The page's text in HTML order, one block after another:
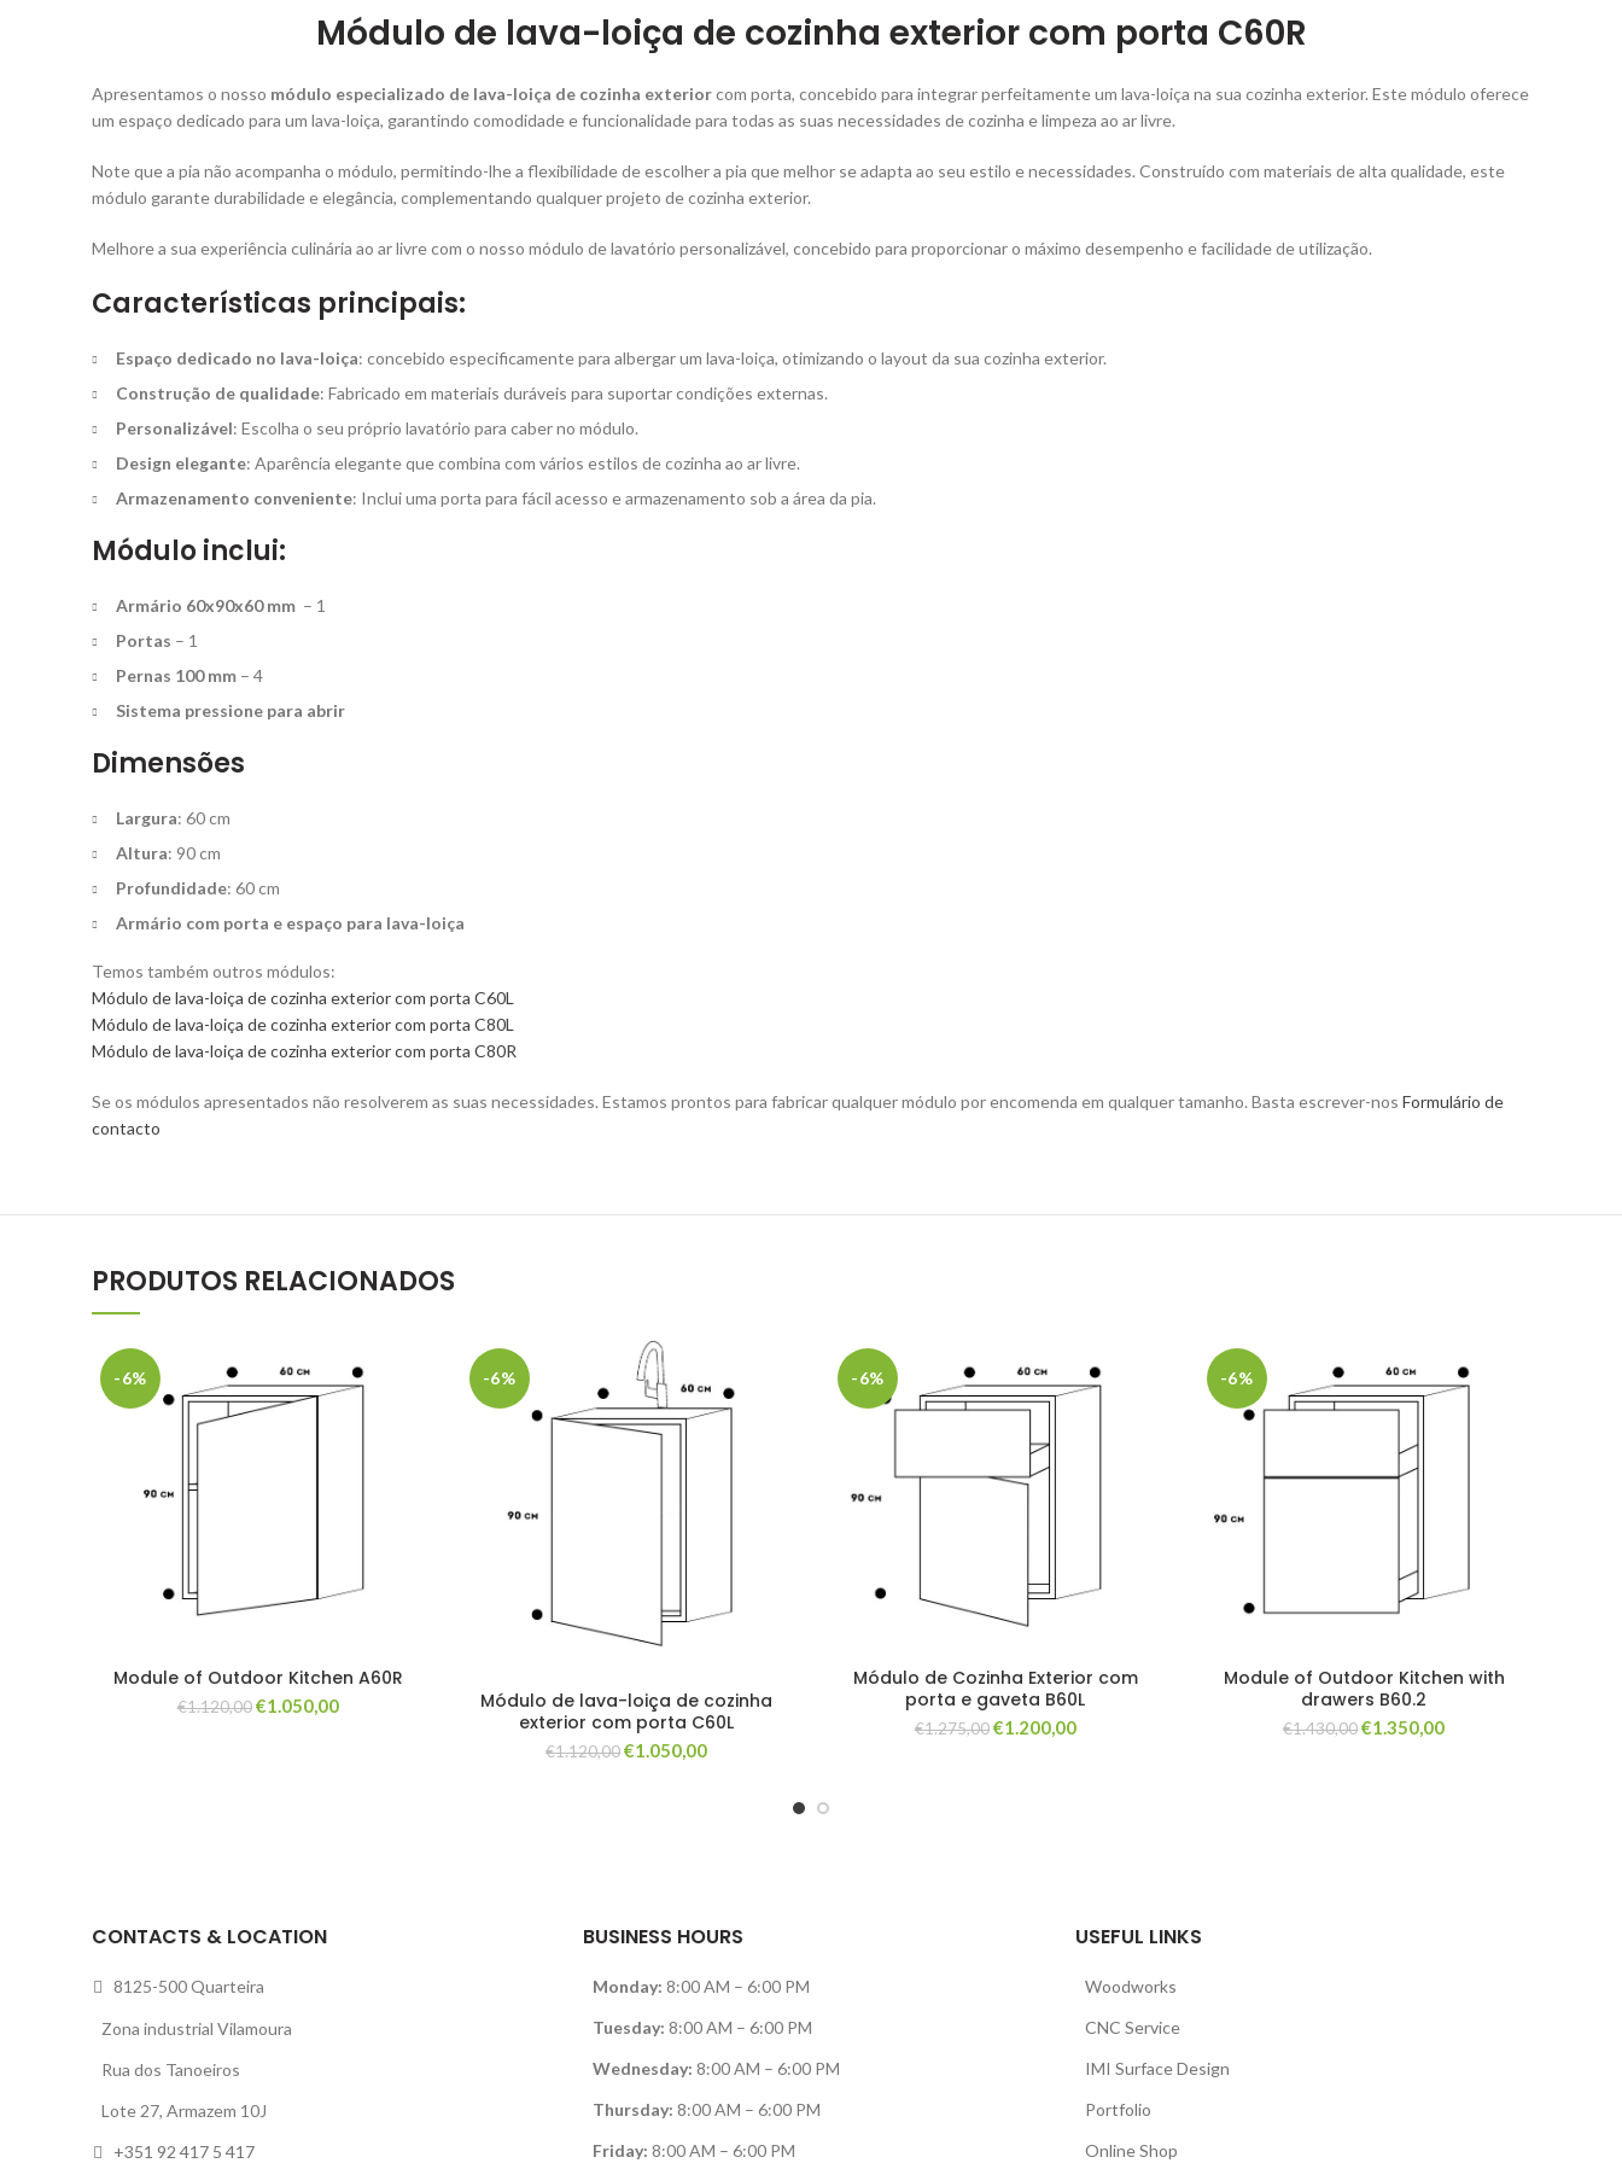
Módulo de lava-loiça de cozinha exterior com porta C60R
Apresentamos o nosso módulo especializado de lava-loiça de cozinha exteriorcom porta, concebido para integrar perfeitamente um lava-loiça na sua cozinha exterior. Este módulo oferece
um espaço dedicado para um lava-loiça, garantindo comodidade e funcionalidade para todas as suas necessidades de cozinha e limpeza ao ar livre.
Note que a pia não acompanha o módulo, permitindo-lhe a flexibilidade de escolher a pia que melhor se adapta ao seu estilo e necessidades. Construído com materiais de alta qualidade, este
módulo garante durabilidade e elegância, complementando qualquer projeto de cozinha exterior.
Melhore a sua experiência culinária ao ar livre com o nosso módulo de lavatório personalizável, concebido para proporcionar o máximo desempenho e facilidade de utilização.
Características principais:
Espaço dedicado no lava-loiça: concebido especificamente para albergar um lava-loiça, otimizando o layout da sua cozinha exterior.
Construção de qualidade: Fabricado em materiais duráveis ​​para suportar condições externas.
Personalizável: Escolha o seu próprio lavatório para caber no módulo.
Design elegante: Aparência elegante que combina com vários estilos de cozinha ao ar livre.
Armazenamento conveniente: Inclui uma porta para fácil acesso e armazenamento sob a área da pia.
Módulo inclui:
Armário 60x90x60 mm – 1
Portas – 1
Pernas 100 mm – 4
Sistema pressione para abrir
Dimensões
Largura: 60 cm
Altura: 90 cm
Profundidade: 60 cm
Armário com porta e espaço para lava-loiça
Temos também outros módulos:
Módulo de lava-loiça de cozinha exterior com porta C60L
Módulo de lava-loiça de cozinha exterior com porta C80L
Módulo de lava-loiça de cozinha exterior com porta C80R
Se os módulos apresentados não resolverem as suas necessidades. Estamos prontos para fabricar qualquer módulo por encomenda em qualquer tamanho. Basta escrever-nos Formulário de
contacto
PRODUTOS RELACIONADOS
-6%
Module of Outdoor Kitchen A60R
€1.120,00 O
€1.050,00O
-6%
Módulo de lava-loiça de cozinha
exterior com porta C60L
€1.120,00O
€1.050,00O
-6%
Módulo de Cozinha Exterior com
porta e gaveta B60L
€1.275,00 O
€1.200,00O
-6%
Module of Outdoor Kitchen with
drawers B60.2
€1.430,00O
€1.350,00O
CONTACTS & LOCATION
8125-500 Quarteira
Zona industrial Vilamoura
Rua dos Tanoeiros
Lote 27, Armazem 10J
+351 92 417 5 417
BUSINESS HOURS
Monday: 8:00 AM – 6:00 PM
Tuesday: 8:00 AM – 6:00 PM
Wednesday: 8:00 AM – 6:00 PM
Thursday: 8:00 AM – 6:00 PM
Friday: 8:00 AM – 6:00 PM
USEFUL LINKS
Woodworks
CNC Service
IMI Surface Design
Portfolio
Online Shop